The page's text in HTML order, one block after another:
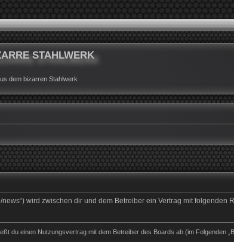
STAHLWERK
dem bizarren Stahlwerk
wird zwischen dir und dem Betreiber ein Vertrag mit folgenden
du einen Nutzungsvertrag mit dem Betreiber des Boards ab (im Folgenden